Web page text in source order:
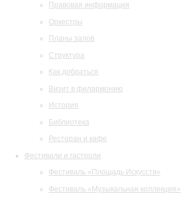
Правовая информация
Оркестры
Планы залов
Структура
Как добраться
Визит в филармонию
История
Библиотека
Ресторан и кафе
Фестивали и гастроли
Фестиваль «Площадь Искусств»
Фестиваль «Музыкальная коллекция»